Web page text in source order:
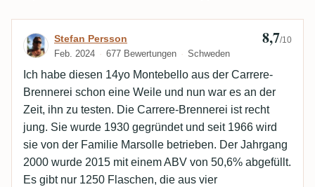
Bewertung von Stefan Persson
Stefan Persson
Feb. 2024 677 Bewertungen Schweden
8,7/10
Ich habe diesen 14yo Montebello aus der Carrere-
Brennerei schon eine Weile und nun war es an der
Zeit, ihn zu testen. Die Carrere-Brennerei ist recht
jung. Sie wurde 1930 gegründet und seit 1966 wird
sie von der Familie Marsolle betrieben. Der Jahrgang
2000 wurde 2015 mit einem ABV von 50,6% abgefüllt.
Es gibt nur 1250 Flaschen, die aus vier